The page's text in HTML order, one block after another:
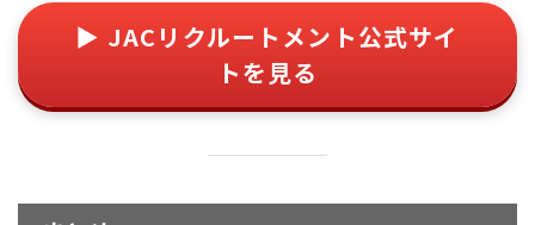
▶ JACリクルートメント公式サイ
トを見る